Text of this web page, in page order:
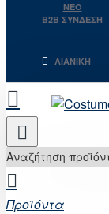
NEO
B2B ΣΥΝΔΕΣΗ
ΛΙΑΝΙΚΉ
Αναζήτηση
Προϊόντα